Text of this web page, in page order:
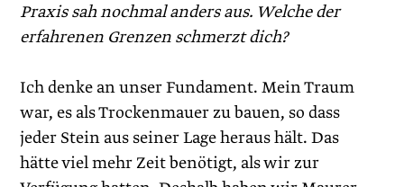
Praxis sah nochmal anders aus. Welche der
erfahrenen Grenzen schmerzt dich?
Ich denke an unser Fundament. Mein Traum
war, es als Trockenmauer zu bauen, so dass
jeder Stein aus seiner Lage ­heraus hält. Das
hätte viel mehr Zeit benötigt, als wir zur